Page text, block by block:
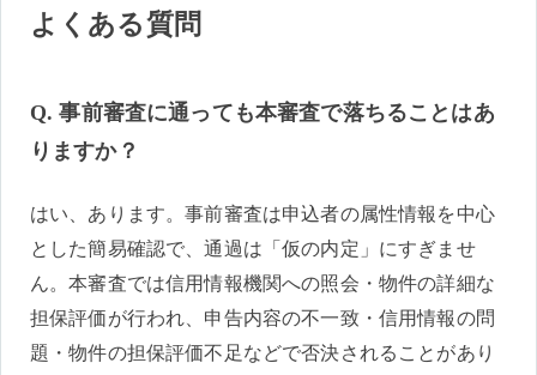
よくある質問
Q. 事前審査に通っても本審査で落ちることはあ
りますか？
はい、あります。事前審査は申込者の属性情報を中心
とした簡易確認で、通過は「仮の内定」にすぎませ
ん。本審査では信用情報機関への照会・物件の詳細な
担保評価が行われ、申告内容の不一致・信用情報の問
題・物件の担保評価不足などで否決されることがあり